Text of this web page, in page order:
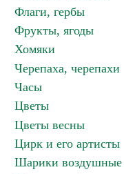
Флаги, гербы
Фрукты, ягоды
Хомяки
Черепаха, черепахи
Часы
Цветы
Цветы весны
Цирк и его артисты
Шарики воздушные